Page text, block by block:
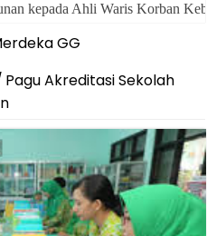
kepada Ahli Waris Korban
Pagu Akreditasi Sekolah